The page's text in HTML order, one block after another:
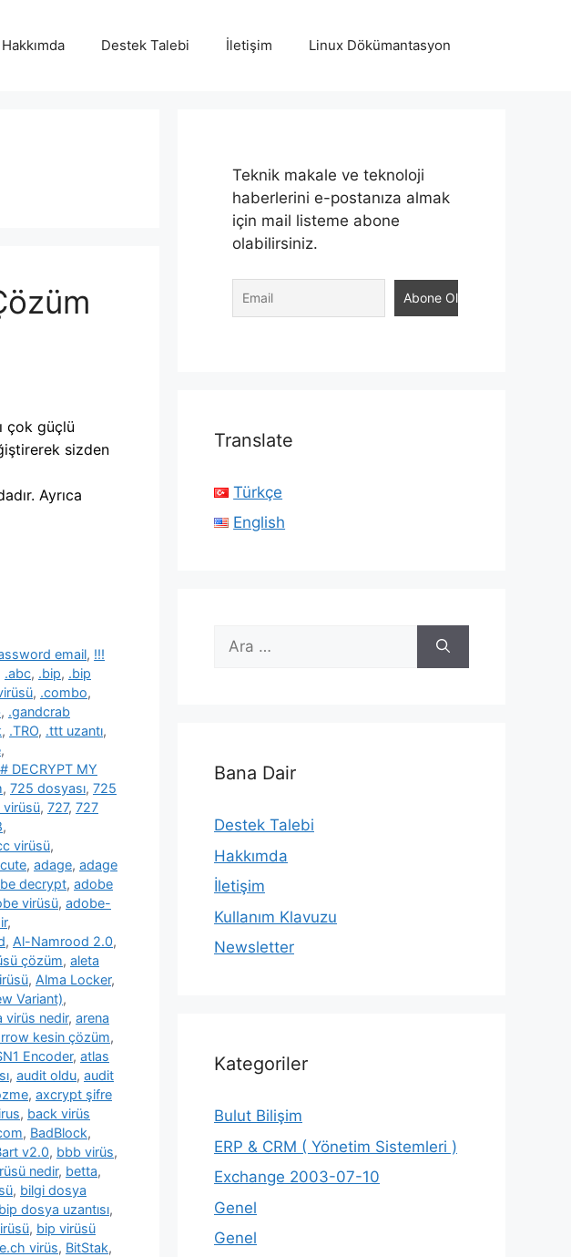
Hakkımda Destek Talebi İletişim Linux Dökümantasyon
çok güçlü
sizden
Ayrıca
email, !!!
.abc, .bip, .bip
, .combo,
, .gandcrab
, .TRO, .ttt uzantı,
,
DECRYPT MY
, 725 dosyası, 725
virüsü, 727, 727
,
virüsü,
, adage, adage
decrypt, adobe
virüsü, adobe-
,
, Al-Namrood 2.0,
çözüm, aleta
, Alma Locker,
Variant),
virüs nedir, arena
kesin çözüm,
Encoder, atlas
, audit oldu, audit
, axcrypt şifre
, back virüs
, BadBlock,
v2.0, bbb virüs,
nedir, betta,
, bilgi dosya
bip dosya uzantısı,
, bip virüsü
virüs, BitStak,
Teknik makale ve teknoloji
haberlerini e-postanıza almak
için mail listeme abone
olabilirsiniz.
Translate
Türkçe
English
için
Bana Dair
Destek Talebi
Hakkımda
İletişim
Kullanım Klavuzu
Newsletter
Kategoriler
Bulut Bilişim
ERP & CRM ( Yönetim Sistemleri )
Exchange 2003-07-10
Genel
Genel